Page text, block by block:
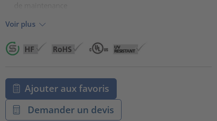
Voir plus
Ajouter aux favoris
Demander un devis